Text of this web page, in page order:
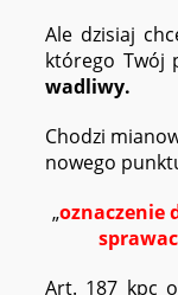
Ale dzisiaj
którego Twój
wadliwy.
Chodzi
nowego
„oznaczenie
Art. 187 kpc